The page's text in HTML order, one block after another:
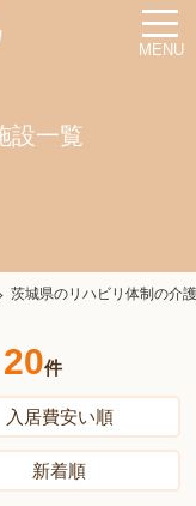
MENU
設一覧
茨城県のリハビリ体制の介
20件
入居費安い順
新着順